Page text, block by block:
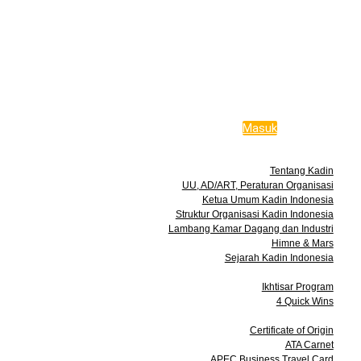
Masuk
Tentang Kadin
UU, AD/ART, Peraturan Organisasi
Ketua Umum Kadin Indonesia
Struktur Organisasi Kadin Indonesia
Lambang Kamar Dagang dan Industri
Himne & Mars
Sejarah Kadin Indonesia
Ikhtisar Program
4 Quick Wins
Certificate of Origin
ATA Carnet